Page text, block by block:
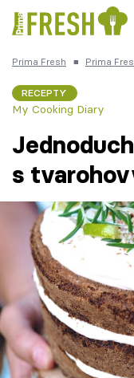
Česká kuchyně
Témata
Recepty
Články
TV Program
Prima Fresh ■ Prima
RECEPTY
My Cooking Diary
s